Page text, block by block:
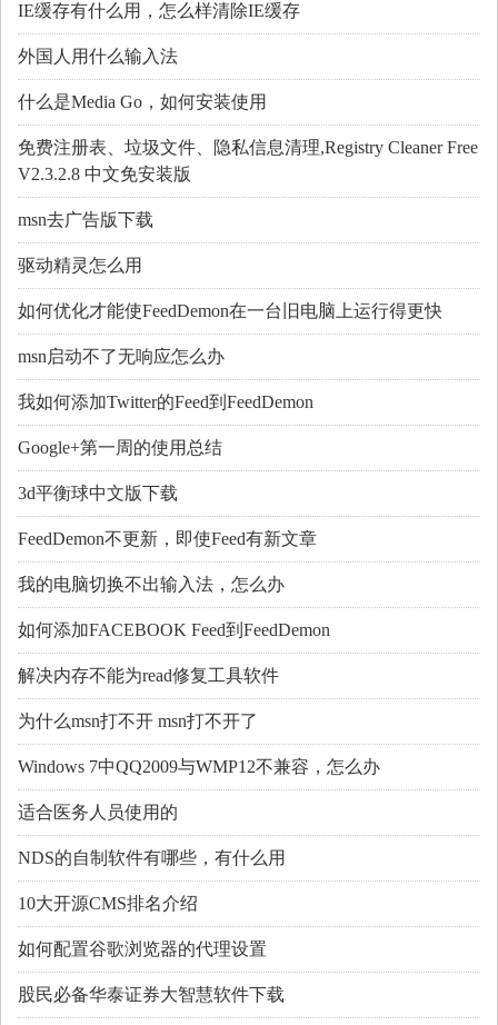
IE缓存有什么用，怎么样清除IE缓存
外国人用什么输入法
什么是Media Go，如何安装使用
免费注册表、垃圾文件、隐私信息清理,Registry Cleaner Free
V2.3.2.8 中文免安装版
msn去广告版下载
驱动精灵怎么用
如何优化才能使FeedDemon在一台旧电脑上运行得更快
msn启动不了无响应怎么办
我如何添加Twitter的Feed到FeedDemon
Google+第一周的使用总结
3d平衡球中文版下载
FeedDemon不更新，即使Feed有新文章
我的电脑切换不出输入法，怎么办
如何添加FACEBOOK Feed到FeedDemon
解决内存不能为read修复工具软件
为什么msn打不开 msn打不开了
Windows 7中QQ2009与WMP12不兼容，怎么办
适合医务人员使用的
NDS的自制软件有哪些，有什么用
10大开源CMS排名介绍
如何配置谷歌浏览器的代理设置
股民必备华泰证券大智慧软件下载